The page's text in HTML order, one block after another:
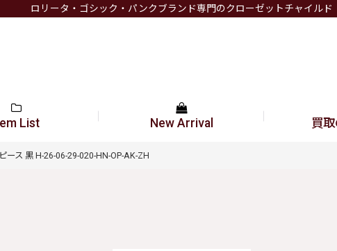
ロリータ・ゴシック・パンクブランド専門のクローゼットチャイルド
List New Arrival 買
ース 黒 H-26-06-29-020-HN-OP-AK-ZH